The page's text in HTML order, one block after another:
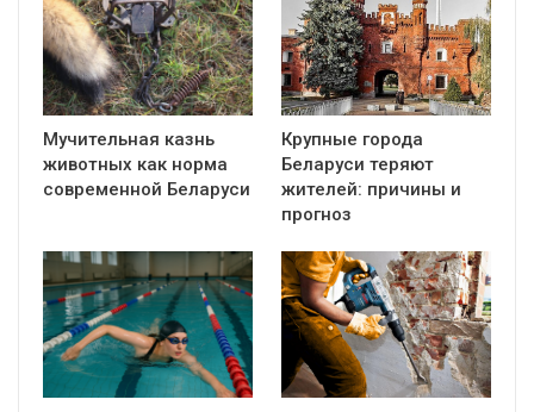
Мучительная казнь
животных как норма
современной Беларуси
Крупные города
Беларуси теряют
жителей: причины и
прогноз